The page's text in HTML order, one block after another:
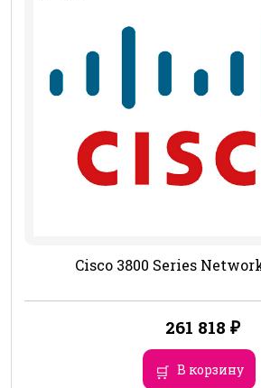
Cisco 3800 Series
261 818 ₽
В корзину